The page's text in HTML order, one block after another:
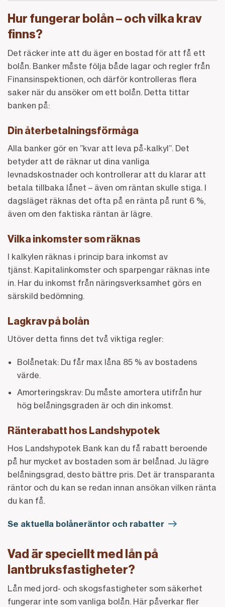
Hur fungerar bolån – och vilka krav
finns?
Det räcker inte att du äger en bostad för att få ett
bolån. Banker måste följa både lagar och regler från
Finansinspektionen, och därför kontrolleras flera
saker när du ansöker om ett bolån. Detta tittar
banken på:
Din återbetalningsförmåga
Alla banker gör en ”kvar att leva på-kalkyl”. Det
betyder att de räknar ut dina vanliga
levnadskostnader och kontrollerar att du klarar att
betala tillbaka lånet – även om räntan skulle stiga. I
dagsläget räknas det ofta på en ränta på runt 6 %,
även om den faktiska räntan är lägre.
Vilka inkomster som räknas
I kalkylen räknas i princip bara inkomst av
tjänst. Kapitalinkomster och sparpengar räknas inte
in. Har du inkomst från näringsverksamhet görs en
särskild bedömning.
Lagkrav på bolån
Utöver detta finns det två viktiga regler:
Bolånetak: Du får max låna 85 % av bostadens
värde.
Amorteringskrav: Du måste amortera utifrån hur
hög belåningsgraden är och din inkomst.
Ränterabatt hos Landshypotek
Hos Landshypotek Bank kan du få rabatt beroende
på hur mycket av bostaden som är belånad. Ju lägre
belåningsgrad, desto bättre pris. Det är transparanta
räntor och du kan se redan innan ansökan vilken ränta
du kan få.
Se aktuella bolåneräntor och rabatter
Vad är speciellt med lån på
lantbruksfastigheter?
Lån med jord- och skogsfastigheter som säkerhet
fungerar inte som vanliga bolån. Här påverkar fler